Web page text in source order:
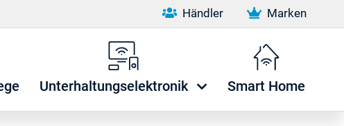
Händler Marken
Unterhaltungselektronik Smart Home